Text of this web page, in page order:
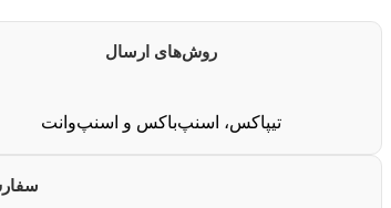
روش‌های ارسال
تیپاکس، اسنپ‌باکس و اسنپ‌وانت